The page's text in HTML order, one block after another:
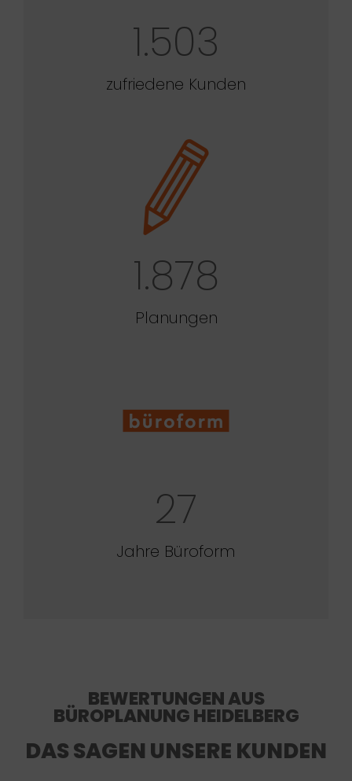
1.503
zufriedene Kunden
1.878
Planungen
27
Jahre Büroform
BEWERTUNGEN AUS
BÜROPLANUNG HEIDELBERG
DAS SAGEN UNSERE KUNDEN